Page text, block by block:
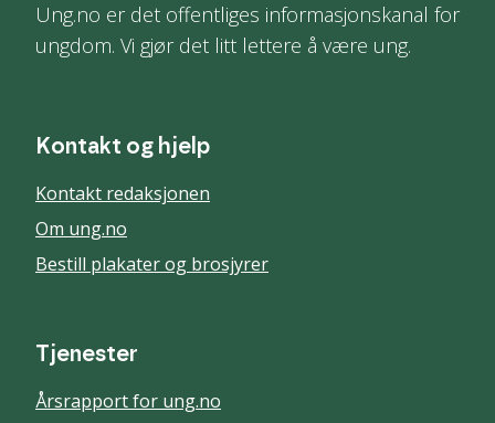
Ung.no er det offentliges informasjonskanal for
ungdom. Vi gjør det litt lettere å være ung.
Kontakt og hjelp
Kontakt redaksjonen
Om ung.no
Bestill plakater og brosjyrer
Tjenester
Årsrapport for ung.no